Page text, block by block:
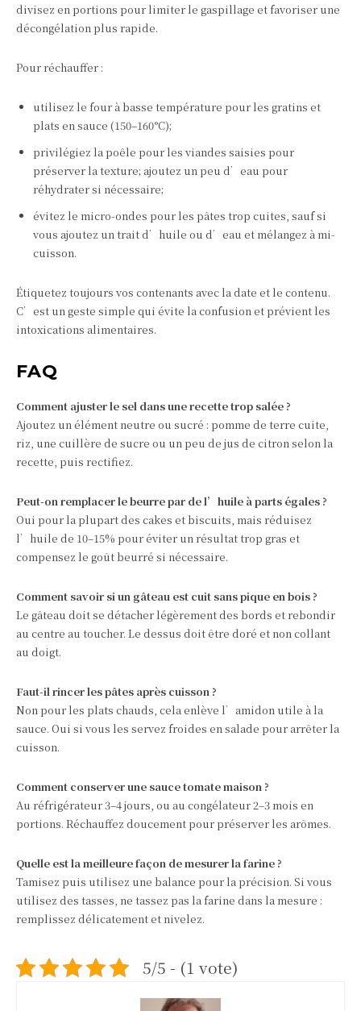
divisez en portions pour limiter le gaspillage et favoriser une
décongélation plus rapide.
Pour réchauffer :
utilisez le four à basse température pour les gratins et
plats en sauce (150–160°C);
privilégiez la poêle pour les viandes saisies pour
préserver la texture; ajoutez un peu d’eau pour
réhydrater si nécessaire;
évitez le micro-ondes pour les pâtes trop cuites, sauf si
vous ajoutez un trait d’huile ou d’eau et mélangez à mi-
cuisson.
Étiquetez toujours vos contenants avec la date et le contenu.
C’est un geste simple qui évite la confusion et prévient les
intoxications alimentaires.
FAQ
Comment ajuster le sel dans une recette trop salée ?
Ajoutez un élément neutre ou sucré : pomme de terre cuite,
riz, une cuillère de sucre ou un peu de jus de citron selon la
recette, puis rectifiez.
Peut-on remplacer le beurre par de l’huile à parts égales ?
Oui pour la plupart des cakes et biscuits, mais réduisez
l’huile de 10–15% pour éviter un résultat trop gras et
compensez le goût beurré si nécessaire.
Comment savoir si un gâteau est cuit sans pique en bois ?
Le gâteau doit se détacher légèrement des bords et rebondir
au centre au toucher. Le dessus doit être doré et non collant
au doigt.
Faut-il rincer les pâtes après cuisson ?
Non pour les plats chauds, cela enlève l’amidon utile à la
sauce. Oui si vous les servez froides en salade pour arrêter la
cuisson.
Comment conserver une sauce tomate maison ?
Au réfrigérateur 3–4 jours, ou au congélateur 2–3 mois en
portions. Réchauffez doucement pour préserver les arômes.
Quelle est la meilleure façon de mesurer la farine ?
Tamisez puis utilisez une balance pour la précision. Si vous
utilisez des tasses, ne tassez pas la farine dans la mesure :
remplissez délicatement et nivelez.
5/5 - (1 vote)